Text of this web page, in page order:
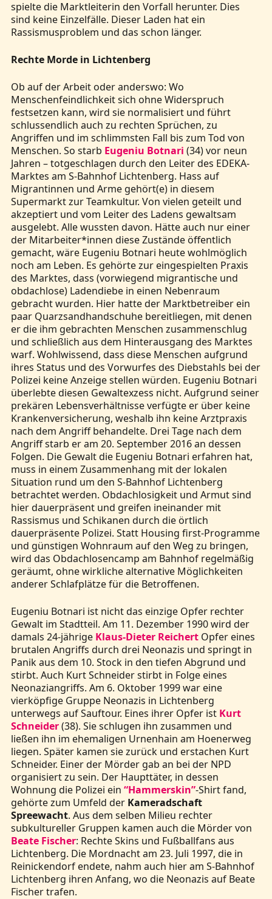
spielte die Marktleiterin den Vorfall herunter. Dies
sind keine Einzelfälle. Dieser Laden hat ein
Rassismusproblem und das schon länger.
Rechte Morde in Lichtenberg
Ob auf der Arbeit oder anderswo: Wo
Menschenfeindlichkeit sich ohne Widerspruch
festsetzen kann, wird sie normalisiert und führt
schlussendlich auch zu rechten Sprüchen, zu
Angriffen und im schlimmsten Fall bis zum Tod von
Menschen. So starb Eugeniu Botnari (34) vor neun
Jahren – totgeschlagen durch den Leiter des EDEKA-
Marktes am S-Bahnhof Lichtenberg. Hass auf
Migrantinnen und Arme gehört(e) in diesem
Supermarkt zur Teamkultur. Von vielen geteilt und
akzeptiert und vom Leiter des Ladens gewaltsam
ausgelebt. Alle wussten davon. Hätte auch nur einer
der Mitarbeiter*innen diese Zustände öffentlich
gemacht, wäre Eugeniu Botnari heute wohlmöglich
noch am Leben. Es gehörte zur eingespielten Praxis
des Marktes, dass (vorwiegend migrantische und
obdachlose) Ladendiebe in einen Nebenraum
gebracht wurden. Hier hatte der Marktbetreiber ein
paar Quarzsandhandschuhe bereitliegen, mit denen
er die ihm gebrachten Menschen zusammenschlug
und schließlich aus dem Hinterausgang des Marktes
warf. Wohlwissend, dass diese Menschen aufgrund
ihres Status und des Vorwurfes des Diebstahls bei der
Polizei keine Anzeige stellen würden. Eugeniu Botnari
überlebte diesen Gewaltexzess nicht. Aufgrund seiner
prekären Lebensverhältnisse verfügte er über keine
Krankenversicherung, weshalb ihn keine Arztpraxis
nach dem Angriff behandelte. Drei Tage nach dem
Angriff starb er am 20. September 2016 an dessen
Folgen. Die Gewalt die Eugeniu Botnari erfahren hat,
muss in einem Zusammenhang mit der lokalen
Situation rund um den S-Bahnhof Lichtenberg
betrachtet werden. Obdachlosigkeit und Armut sind
hier dauerpräsent und greifen ineinander mit
Rassismus und Schikanen durch die örtlich
dauerpräsente Polizei. Statt Housing first-Programme
und günstigen Wohnraum auf den Weg zu bringen,
wird das Obdachlosencamp am Bahnhof regelmäßig
geräumt, ohne wirkliche alternative Möglichkeiten
anderer Schlafplätze für die Betroffenen.
Eugeniu Botnari ist nicht das einzige Opfer rechter
Gewalt im Stadtteil. Am 11. Dezember 1990 wird der
damals 24-jährige Klaus-Dieter ReichertOpfer eines
brutalen Angriffs durch drei Neonazis und springt in
Panik aus dem 10. Stock in den tiefen Abgrund und
stirbt. Auch Kurt Schneider stirbt in Folge eines
Neonaziangriffs. Am 6. Oktober 1999 war eine
vierköpfige Gruppe Neonazis in Lichtenberg
unterwegs auf Sauftour. Eines ihrer Opfer ist Kurt
Schneider(38). Sie schlugen ihn zusammen und
ließen ihn im ehemaligen Urnenhain am Hoenerweg
liegen. Später kamen sie zurück und erstachen Kurt
Schneider. Einer der Mörder gab an bei der NPD
organisiert zu sein. Der Haupttäter, in dessen
Wohnung die Polizei ein “Hammerskin”-Shirt fand,
gehörte zum Umfeld der Kameradschaft
Spreewacht. Aus dem selben Milieu rechter
subkultureller Gruppen kamen auch die Mörder von
Beate Fischer: Rechte Skins und Fußballfans aus
Lichtenberg. Die Mordnacht am 23. Juli 1997, die in
Reinickendorf endete, nahm auch hier am S-Bahnhof
Lichtenberg ihren Anfang, wo die Neonazis auf Beate
Fischer trafen.